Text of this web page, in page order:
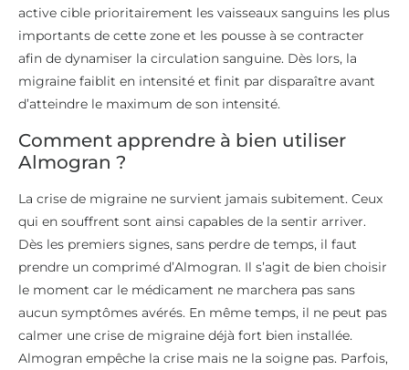
active cible prioritairement les vaisseaux sanguins les plus
importants de cette zone et les pousse à se contracter
afin de dynamiser la circulation sanguine. Dès lors, la
migraine faiblit en intensité et finit par disparaître avant
d’atteindre le maximum de son intensité.
Comment apprendre à bien utiliser
Almogran ?
La crise de migraine ne survient jamais subitement. Ceux
qui en souffrent sont ainsi capables de la sentir arriver.
Dès les premiers signes, sans perdre de temps, il faut
prendre un comprimé d’Almogran. Il s’agit de bien choisir
le moment car le médicament ne marchera pas sans
aucun symptômes avérés. En même temps, il ne peut pas
calmer une crise de migraine déjà fort bien installée.
Almogran empêche la crise mais ne la soigne pas. Parfois,